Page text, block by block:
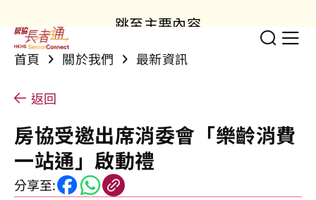
跳至主要內容
切換
顯
首頁 關於我們 最新資訊
返回
房協受邀出席消委會「樂齡消費
一站通」啟動禮
分享至: